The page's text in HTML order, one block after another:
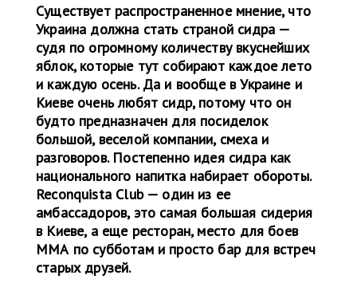
Существует распространенное мнение, что
Украина должна стать страной сидра —
судя по огромному количеству вкуснейших
яблок, которые тут собирают каждое лето
и каждую осень. Да и вообще в Украине и
Киеве очень любят сидр, потому что он
будто предназначен для посиделок
большой, веселой компании, смеха и
разговоров. Постепенно идея сидра как
национального напитка набирает обороты.
Reconquista Club — один из ее
амбассадоров, это самая большая сидерия
в Киеве, а еще ресторан, место для боев
ММА по субботам и просто бар для встреч
старых друзей.